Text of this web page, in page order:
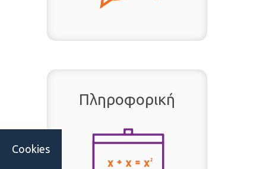
Cookies
Πληροφορική